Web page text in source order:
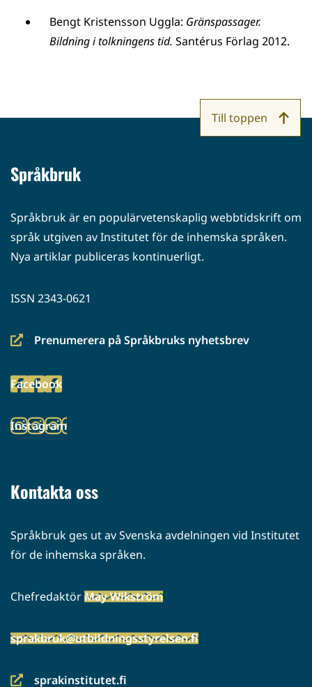
Bengt Kristensson Uggla: Gränspassager.
Bildning i tolkningens tid. Santérus Förlag 2012.
Språkbruk
Språkbruk är en populärvetenskaplig webbtidskrift om
språk utgiven av Institutet för de inhemska språken.
Nya artiklar publiceras kontinuerligt.
ISSN 2343-0621
Prenumerera på Språkbruks nyhetsbrev
(siirryt
palveluun)
Facebook
(siirryt
palveluun)
Instagram
(siirryt
Kontakta oss
Språkbruk ges ut av Svenska avdelningen vid Institutet
för de inhemska språken.
ChefredaktörMay Wikström
sprakbruk@utbildningsstyrelsen.fi
sprakinstitutet.fi
Till toppen